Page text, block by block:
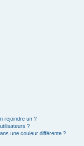
rejoindre un ?
?
une couleur différente ?